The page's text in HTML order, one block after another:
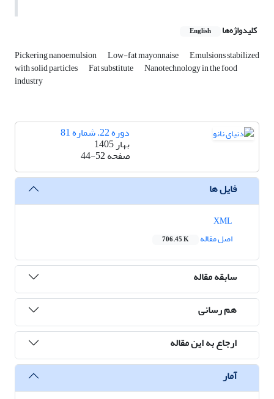
کلیدواژه‌ها English
Pickering nanoemulsion Low-fat mayonnaise Emulsions stabilized
with solid particles Fat substitute Nanotechnology in the food
industry
دوره 22، شماره 81
بهار 1405
صفحه44-52
فایل ها
اصل مقاله
706.45 K
سابقه مقاله
هم رسانی
ارجاع به این مقاله
آمار